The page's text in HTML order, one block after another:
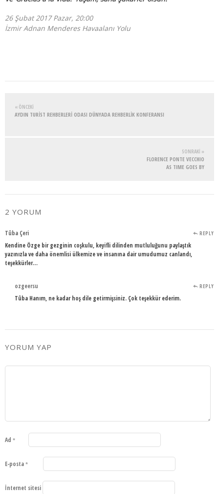
26 Şubat 2017 Pazar, 20:00
İzmir Adnan Menderes Havaalanı Yolu
« ÖNCEKI
AYDIN TURİST REHBERLERİ ODASI DÜNYADA REHBERLİK KONFERANSI
SONRAKI »
FLORENCE PONTE VECCHIO
AS TIME GOES BY
2 YORUM
Tûba Çeri REPLY
Kendine Özge bir gezginin coşkulu, keyifli dilinden mutluluğunu paylaştık
yazınızla ve daha önemlisi ülkemize ve insanına dair umudumuz canlandı,
teşekkürler…
ozgeersu REPLY
Tûba Hanım, ne kadar hoş dile getirmişsiniz. Çok teşekkür ederim.
YORUM YAP
Ad *
E-posta *
İnternet sitesi